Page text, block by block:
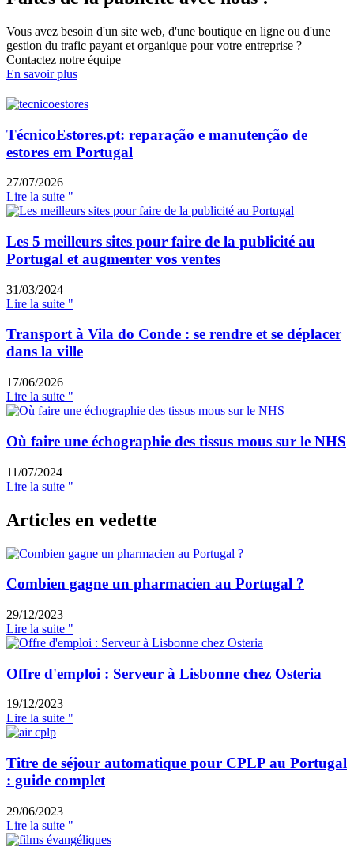
Vous avez besoin d'un site web, d'une boutique en ligne ou d'une
gestion du trafic payant et organique pour votre entreprise ?
Contactez notre équipe
En savoir plus
TécnicoEstores.pt: reparação e manutenção de
estores em Portugal
27/07/2026
Lire la suite "
Les 5 meilleurs sites pour faire de la publicité au
Portugal et augmenter vos ventes
31/03/2024
Lire la suite "
Transport à Vila do Conde : se rendre et se déplacer
dans la ville
17/06/2026
Lire la suite "
Où faire une échographie des tissus mous sur le NHS
11/07/2024
Lire la suite "
Articles en vedette
Combien gagne un pharmacien au Portugal ?
29/12/2023
Lire la suite "
Offre d'emploi : Serveur à Lisbonne chez Osteria
19/12/2023
Lire la suite "
Titre de séjour automatique pour CPLP au Portugal
: guide complet
29/06/2023
Lire la suite "